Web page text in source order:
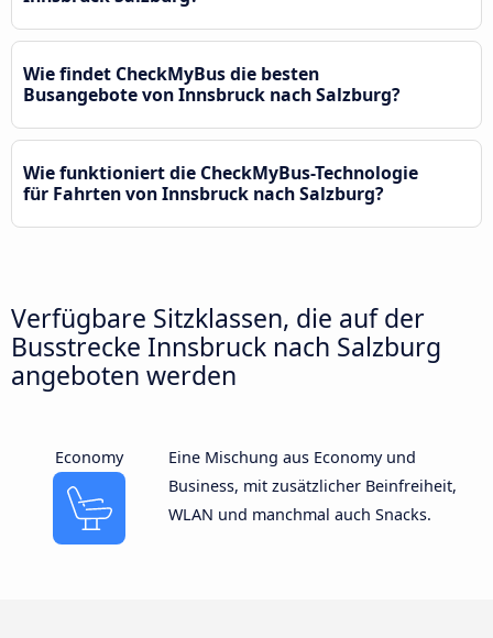
Wie findet CheckMyBus die besten
Busangebote von Innsbruck nach Salzburg?
Wie funktioniert die CheckMyBus-Technologie
für Fahrten von Innsbruck nach Salzburg?
Verfügbare Sitzklassen, die auf der
Busstrecke Innsbruck nach Salzburg
angeboten werden
Economy
Eine Mischung aus Economy und
Business, mit zusätzlicher Beinfreiheit,
WLAN und manchmal auch Snacks.